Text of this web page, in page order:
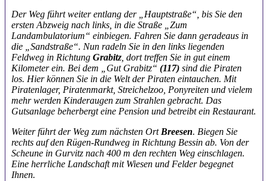
Der Weg führt weiter entlang der „Hauptstraße“, bis Sie den
ersten Abzweig nach links, in die Straße „Zum
Landambulatorium“ einbiegen. Fahren Sie dann geradeaus in
die „Sandstraße“. Nun radeln Sie in den links liegenden
Feldweg in Richtung Grabitz dort treffen Sie in gut einem
Kilometer ein. Bei dem „Gut Grabitz“ (117) sind die Piraten
los. Hier können Sie in die Welt der Piraten eintauchen. Mit
Piratenlager, Piratenmarkt, Streichelzoo, Ponyreiten und vielem
mehr werden Kinderaugen zum Strahlen gebracht. Das
Gutsanlage beherbergteine Pension und betreibt ein Restaurant.
Weiter führt der Weg zum nächsten Ort Breesen. Biegen Sie
rechts auf den Rügen-Rundweg in Richtung Bessin ab. Von der
Scheune in Gurvitz nach 400 m den rechten Weg einschlagen.
Eine herrliche Landschaft mit Wiesen und Felder begegnet
Ihnen.